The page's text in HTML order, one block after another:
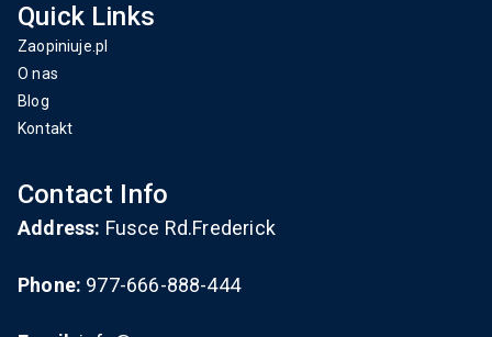
Quick Links
Zaopiniuje.pl
O nas
Blog
Kontakt
Contact Info
Address: Fusce Rd.Frederick
Phone: 977-666-888-444